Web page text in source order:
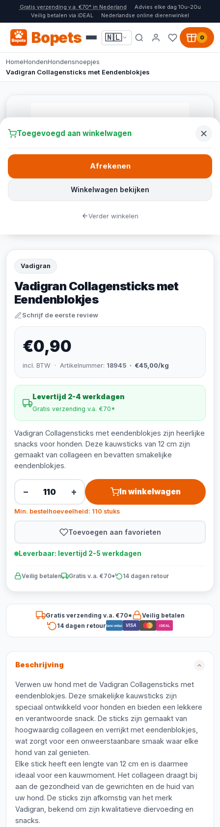
Gratis verzending v.a. €70* in Nederland
Advies elke dag 10u-20u
Veilig betalen via iDEAL
Nederlandse online dierenwinkel
Bopets 🇳🇱 0
HomeHondenHondensnoepjes
Vadigran Collagensticks met Eendenblokjes
Vadigran
Vadigran Collagensticks met
Eendenblokjes
Schrijf de eerste review
€0,90
incl. BTW · Artikelnummer: 18945 · €45,00/kg
Levertijd 2-4 werkdagen
Gratis verzending v.a. €70*
Vadigran Collagensticks met eendenblokjes zijn heerlijke
snacks voor honden. Deze kauwsticks van 12 cm zijn
gemaakt van collageen en bevatten smakelijke
eendenblokjes.
− + In winkelwagen
Min. bestelhoeveelheid: 110 stuks
Toevoegen aan favorieten
Leverbaar: levertijd 2-5 werkdagen
Veilig betalen Gratis v.a. €70* 14 dagen retour
Gratis verzending v.a. €70*
Veilig betalen
14 dagen retourBancontact VISA iDEAL
Beschrijving
Verwen uw hond met de Vadigran Collagensticks met
eendenblokjes. Deze smakelijke kauwsticks zijn
speciaal ontwikkeld voor honden en bieden een lekkere
en verantwoorde snack. De sticks zijn gemaakt van
hoogwaardig collageen en verrijkt met eendenblokjes,
wat zorgt voor een onweerstaanbare smaak waar elke
hond van zal genieten.
Elke stick heeft een lengte van 12 cm en is daarmee
ideaal voor een kauwmoment. Het collageen draagt bij
aan de gezondheid van de gewrichten en de huid van
uw hond. De sticks zijn afkomstig van het merk
Vadigran, bekend om zijn kwalitatieve diervoeding en
snacks.
Toegevoegd aan winkelwagen
Winkelwagen bekijken
Afrekenen
Verder winkelen